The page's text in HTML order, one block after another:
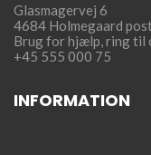
Glasmagervej 6
4684 Holmegaard
Brug for hjælp,ring til
+45 555 000 75
INFORMATION